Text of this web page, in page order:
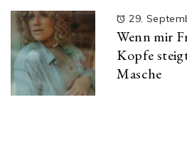
29.
Wenn mir
Kopfe
Masche